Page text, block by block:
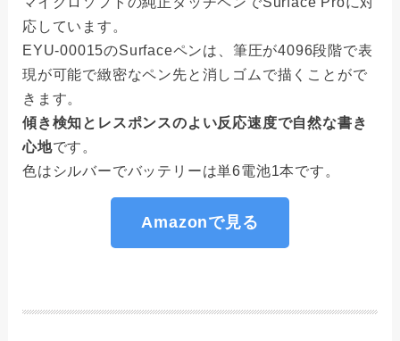
応しています。
EYU-00015のSurfaceペンは、筆圧が4096段階で表
現が可能で緻密なペン先と消しゴムで描くことがで
きます。
傾き検知とレスポンスのよい反応速度で自然な書き
心地です。
色はシルバーでバッテリーは単6電池1本です。
Amazonで見る